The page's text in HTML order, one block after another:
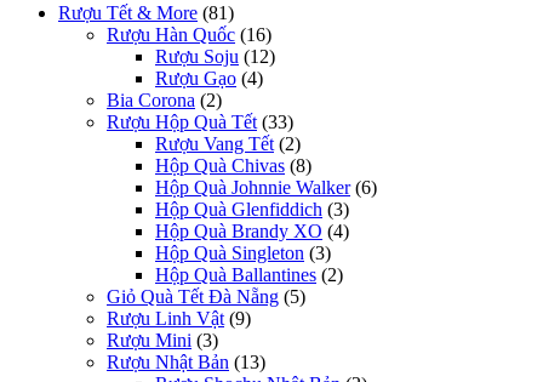
Rượu Tết & More (81)
Rượu Hàn Quốc (16)
Rượu Soju (12)
Rượu Gạo (4)
Bia Corona (2)
Rượu Hộp Quà Tết (33)
Rượu Vang Tết (2)
Hộp Quà Chivas (8)
Hộp Quà Johnnie Walker (6)
Hộp Quà Glenfiddich (3)
Hộp Quà Brandy XO (4)
Hộp Quà Singleton (3)
Hộp Quà Ballantines (2)
Giỏ Quà Tết Đà Nẵng (5)
Rượu Linh Vật (9)
Rượu Mini (3)
Rượu Nhật Bản (13)